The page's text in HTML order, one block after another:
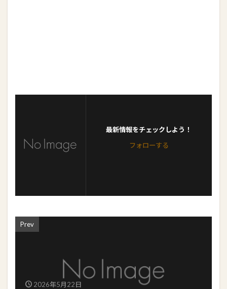
最新情報をチェックしよう！
フォローする
Prev
2026年5月22日